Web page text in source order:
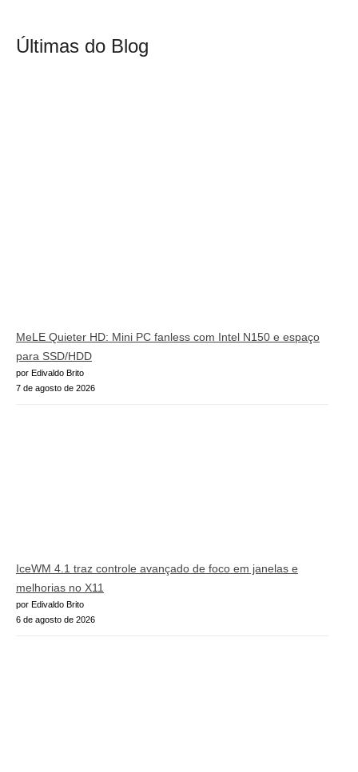
Últimas do Blog
MeLE Quieter HD: Mini PC fanless com Intel N150 e espaço
para SSD/HDD
por Edivaldo Brito
7 de agosto de 2026
IceWM 4.1 traz controle avançado de foco em janelas e
melhorias no X11
por Edivaldo Brito
6 de agosto de 2026